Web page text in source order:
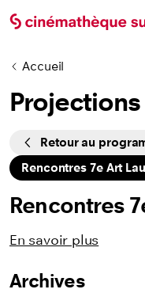
Accueil
Projections
CyclesRetour au
Rencontres 7e Art
Rencontres
En savoir plus
Listing des films
Archives